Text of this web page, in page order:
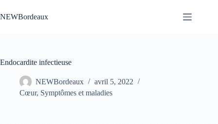
au
contenu
NEWBordeaux
Endocardite infectieuse
NEWBordeaux
avril 5, 2022
Cœur, Symptômes et maladies